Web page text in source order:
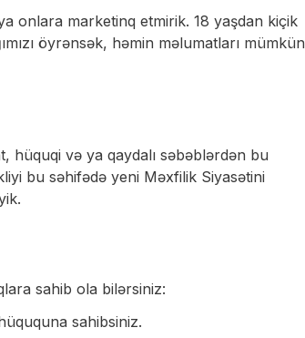
onlara marketinq etmirik. 18 yaşdan kiçik
öyrənsək, həmin məlumatları mümkün
hüquqi və ya qaydalı səbəblərdən bu
bu səhifədə yeni Məxfilik Siyasətini
sahib ola bilərsiniz:
sahibsiniz.